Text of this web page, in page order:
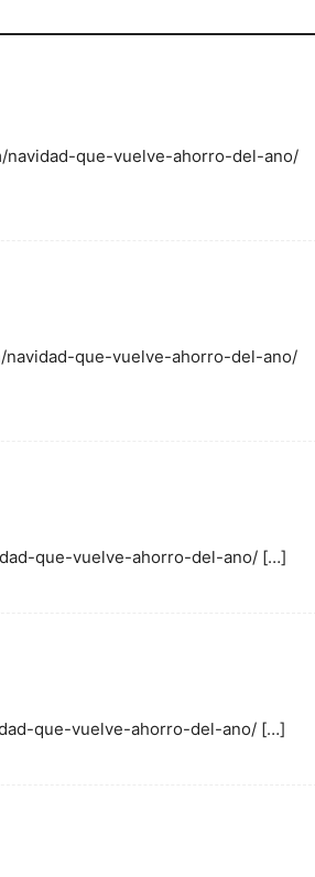
navidad-que-vuelve-ahorro-del-ano/
navidad-que-vuelve-ahorro-del-ano/
que-vuelve-ahorro-del-ano/ […]
que-vuelve-ahorro-del-ano/ […]